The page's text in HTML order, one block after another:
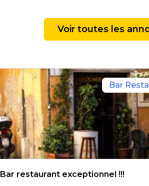
Voir toutes les
Bar
Bar restaurant exceptionnel !!!